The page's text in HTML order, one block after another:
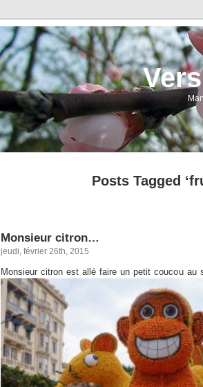
Posts Tagged
Monsieur citron…
jeudi, février 26th, 2015
Monsieur citron est allé faire un petit coucou